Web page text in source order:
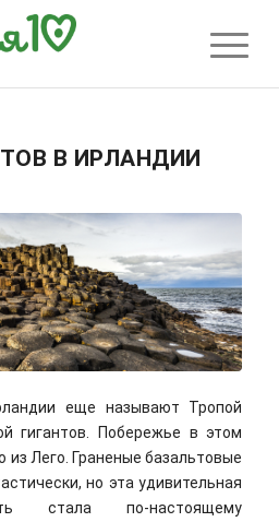
В ИРЛАНДИИ
еще называют Тропой
гигантов. Побережье в этом
из Лего. Граненые базальтовые
но эта удивительная
стала по-настоящему